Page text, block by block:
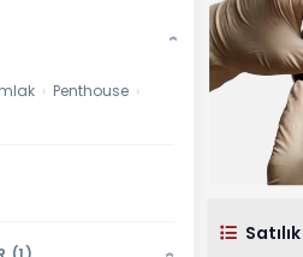
›
› Penthouse ›
›
Satılık